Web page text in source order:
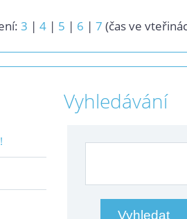
3 | 4 | 5 | 6 | 7 (čas ve
Vyhledávání